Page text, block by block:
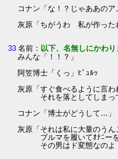
コナン「な！？じゃああの
灰原「ちがうわ 私が作った
33 名前： 以下、名無しにかわ
みんな「！！？」
阿笠博士「くっ」ﾋﾞｭﾙｯ
灰原「すぐ食べるように言
それを落としてしまって
コナン「博士がどうして…」
灰原「それは私に大量のう
ブルマを履いてｵﾅﾆーを
その男はド変態なのよ